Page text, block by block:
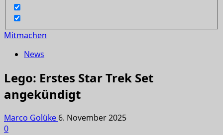
Mitmachen
News
Lego: Erstes Star Trek Set
angekündigt
Marco Golüke 6. November 2025
0